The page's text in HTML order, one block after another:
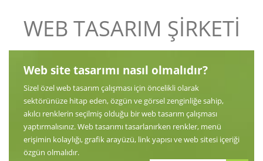
WEB TASARIM ŞİRKETİ
Web site tasarımı nasıl olmalıdır?
Sizel özel web tasarım çalışması için öncelikli olarak
sektörünüze hitap eden, özgün ve görsel zenginliğe sahip,
akılcı renklerin seçilmiş olduğu bir web tasarım çalışması
yaptırmalısınız. Web tasarımı tasarlanırken renkler, menü
erişimin kolaylığı, grafik arayüzü, link yapısı ve web sitesi içeriği
özgün olmalıdır.